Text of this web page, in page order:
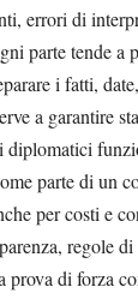
errori di
parte tende
i fatti,
a garantire
parte di un
per costi e
regole
prova di forza